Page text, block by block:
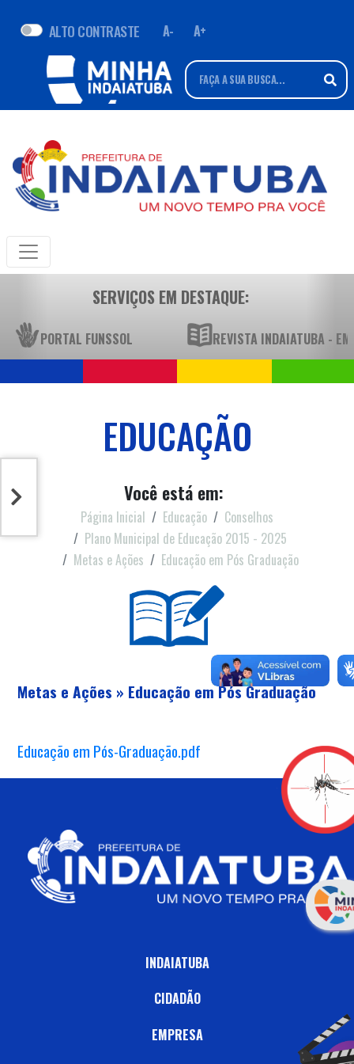
ALTO CONTRASTE A- A+
SERVIÇOS EM DESTAQUE:
PORTAL FUNSSOL REVISTA INDAIATUBA -
EDUCAÇÃO
Você está em:
Página Inicial Educação
Conselhos
Plano Municipal de Educação 2015 - 2025
Metas e Ações
Educação em Pós Graduação
Metas e Ações » Educação em Pós Graduação
Educação em Pós-Graduação.pdf
INDAIATUBA
CIDADÃO
EMPRESA